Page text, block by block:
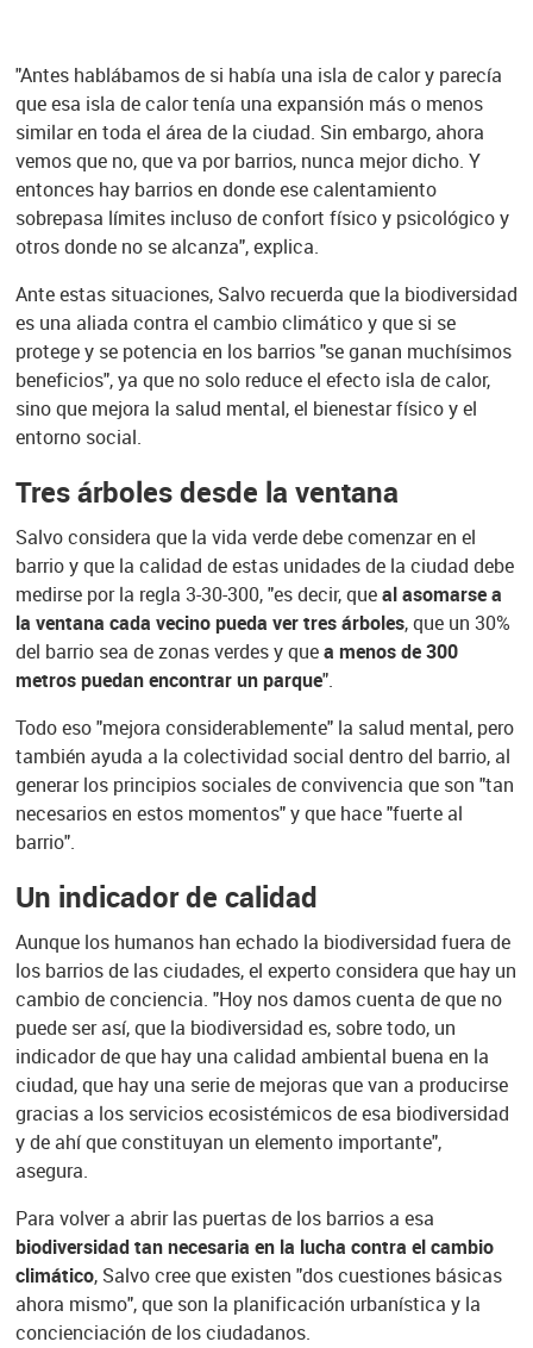
"Antes hablábamos de si había una isla de calor y parecía
que esa isla de calor tenía una expansión más o menos
similar en toda el área de la ciudad. Sin embargo, ahora
vemos que no, que va por barrios, nunca mejor dicho. Y
entonces hay barrios en donde ese calentamiento
sobrepasa límites incluso de confort físico y psicológico y
otros donde no se alcanza", explica.
Ante estas situaciones, Salvo recuerda que la biodiversidad
es una aliada contra el cambio climático y que si se
protege y se potencia en los barrios "se ganan muchísimos
beneficios", ya que no solo reduce el efecto isla de calor,
sino que mejora la salud mental, el bienestar físico y el
entorno social.
Tres árboles desde la ventana
Salvo considera que la vida verde debe comenzar en el
barrio y que la calidad de estas unidades de la ciudad debe
medirse por la regla 3-30-300, "es decir, queal asomarse a
la ventana cada vecino pueda ver tres árboles, que un 30%
del barrio sea de zonas verdes y quea menos de 300
metros puedan encontrar un parque".
Todo eso "mejora considerablemente" la salud mental, pero
también ayuda a la colectividad social dentro del barrio, al
generar los principios sociales de convivencia que son "tan
necesarios en estos momentos" y que hace "fuerte al
barrio".
Un indicador de calidad
Aunque los humanos han echado la biodiversidad fuera de
los barrios de las ciudades, el experto considera que hay un
cambio de conciencia. "Hoy nos damos cuenta de que no
puede ser así, que la biodiversidad es, sobre todo, un
indicador de que hay una calidad ambiental buena en la
ciudad, que hay una serie de mejoras que van a producirse
gracias a los servicios ecosistémicos de esa biodiversidad
y de ahí que constituyan un elemento importante",
asegura.
Para volver a abrir las puertas de los barrios a esa
biodiversidad tan necesaria en la lucha contra el cambio
climático, Salvo cree que existen "dos cuestiones básicas
ahora mismo", que son la planificación urbanística y la
concienciación de los ciudadanos.